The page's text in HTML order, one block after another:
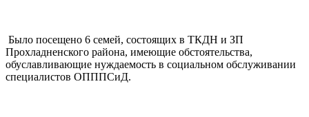
Было посещено 6 семей, состоящих в ТКДН и ЗП
Прохладненского района, имеющие обстоятельства,
обуславливающие нуждаемость в социальном обслуживании
специалистов ОПППСиД.